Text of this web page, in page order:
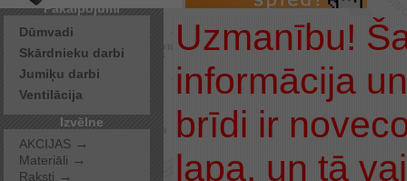
Pakalpojumi
Dūmvadi
Skārdnieku darbi
Jumiķu darbi
Ventilācija
Izvēlne
AKCIJAS →
Materiāli →
Raksti →
Uzmanību!
informācija
brīdi ir
lapa, un tā